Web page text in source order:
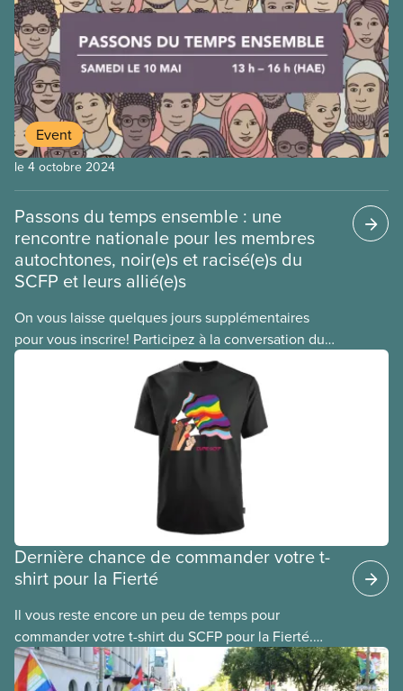
Event
le 4 octobre 2024
Passons du temps ensemble : une
rencontre nationale pour les membres
autochtones, noir(e)s et racisé(e)s du
SCFP et leurs allié(e)s
On vous laisse quelques jours supplémentaires
pour vous inscrire! Participez à la conversation du
SCFP pour faire avancer le mouvement antiraciste.
Inscrivez-vous avant le 27 avril à cette importante
Dernière chance de commander votre t-
shirt pour la Fierté
Il vous reste encore un peu de temps pour
commander votre t-shirt du SCFP pour la Fierté.
Passez votre commande avant le 27 mai pour la
recevoir avant le 25 juin.